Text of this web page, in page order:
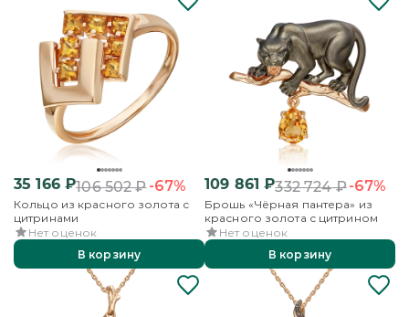
35 166₽106 502₽-67%
Кольцо из красного золота с
цитринами
Нет оценок
В корзину
109 861 ₽332 724₽-67%
Брошь «Чёрная пантера» из
красного золота с цитрином
Нет оценок
В корзину